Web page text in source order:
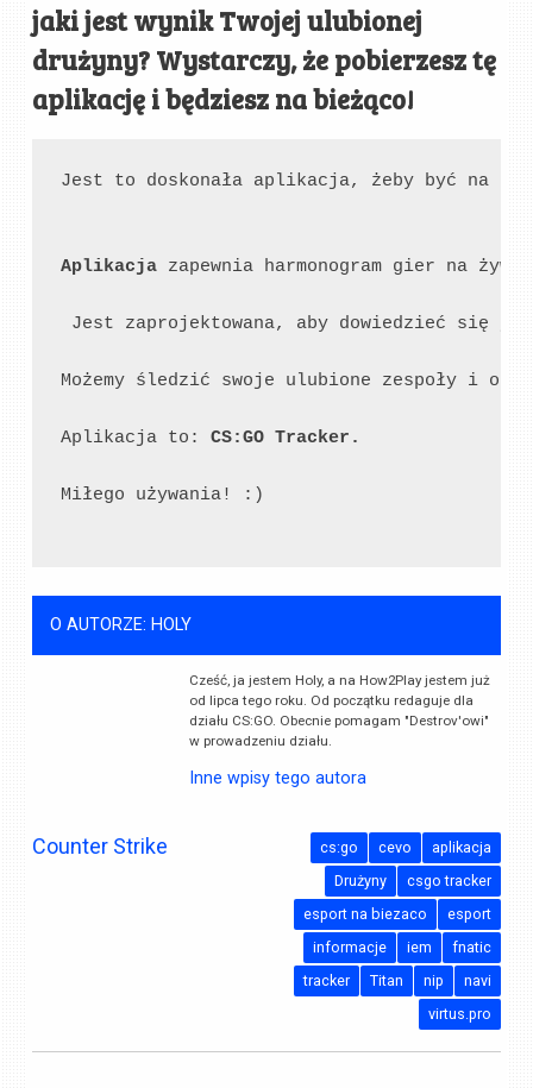
jaki jest wynik Twojej ulubionej
drużyny? Wystarczy, że pobierzesz tę
aplikację i będziesz na bieżąco!
Aplikacja zapewnia harmonogram gier na
Jest zaprojektowana, aby dowiedzieć się jak
Możemy śledzić swoje ulubione zespoły i
Aplikacja to: CS:GO Tracker.
Miłego używania! :)
O AUTORZE: HOLY
Cześć, ja jestem Holy, a na How2Play jestem już
od lipca tego roku. Od początku redaguje dla
działu CS:GO. Obecnie pomagam "Destrov'owi"
w prowadzeniu działu.
Inne wpisy tego autora
Counter Strike aplikacja
cevo
cs:go
csgo tracker
Drużyny
esport
esport na biezaco
fnatic
iem
informacje
navi
nip
Titan
tracker
virtus.pro